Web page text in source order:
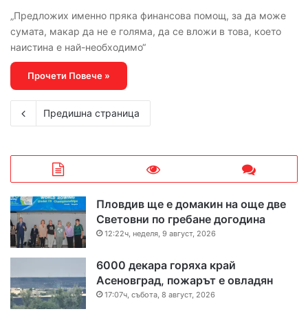
„Предложих именно пряка финансова помощ, за да може
сумата, макар да не е голяма, да се вложи в това, което
наистина е най-необходимо“
Прочети Повече »
Предишна страница
Пловдив ще е домакин на още две
Световни по гребане догодина
12:22ч, неделя, 9 август, 2026
6000 декара горяха край
Асеновград, пожарът е овладян
17:07ч, събота, 8 август, 2026